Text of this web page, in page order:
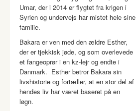
Umar, der i 2014 er flygtet fra krigen i
Syrien og undervejs har mistet hele sine
familie.
Bakara er ven med den ældre Esther,
der er tjekkisk jøde, og som overlevede
et fangeoprør i en kz-lejr og endte i
Danmark. Esther betror Bakara sin
livshistorie og fortæller, at en stor del af
hendes liv har været baseret på en
løgn.